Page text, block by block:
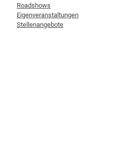
Roadshows
Eigenveranstaltungen
Stellenangebote